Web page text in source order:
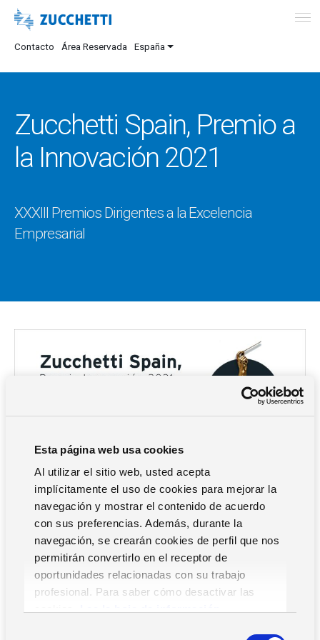
Esta página web usa cookies
Al utilizar el sitio web, usted acepta
implícitamente el uso de cookies para mejorar la
navegación y mostrar el contenido de acuerdo
con sus preferencias. Además, durante la
navegación, se crearán cookies de perfil que nos
permitirán convertirlo en el receptor de
oportunidades relacionadas con su trabajo
profesional. Para saber cómo desactivar las
Contacto Área Reservada España
Zucchetti Spain, Premio a
la Innovación 2021
XXXIII Premios Dirigentes a la Excelencia
Empresarial
El Grupo Dirigentes ha reconocido a Zucchetti Spain con el
Premio a la Innovaciónen la XXXIII edición de los
Dirigentes a la Excelencia Empresarial, que se otorga a
las mejores empresas de ámbito nacional que destacan
por la excelencia en su gestión y su carácter innovador.
En Zucchetti Spain hemos considerado siempre la
innovación como el eje central de nuestra estrategia. Este